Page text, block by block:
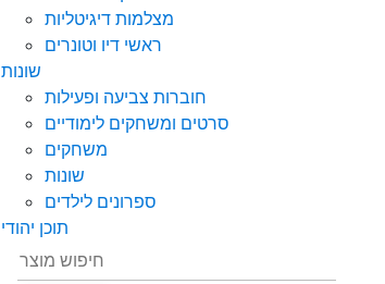
מצלמות דיגיטליות
ראשי דיו וטונרים
שונות
חוברות צביעה ופעילות
סרטים ומשחקים לימודיים
משחקים
שונות
ספרונים לילדים
תוכן יהודי